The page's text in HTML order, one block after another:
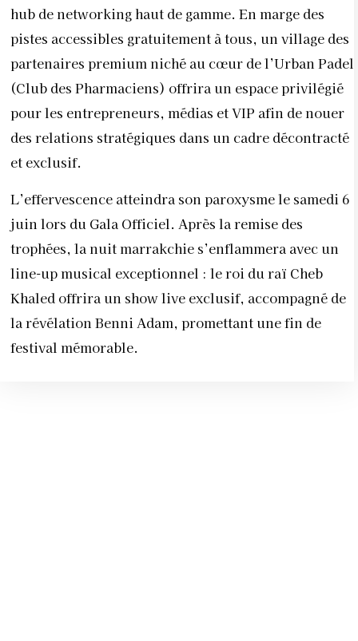
hub de networking haut de gamme. En marge des
pistes accessibles gratuitement à tous, un village des
partenaires premium niché au cœur de l’Urban Padel
(Club des Pharmaciens) offrira un espace privilégié
pour les entrepreneurs, médias et VIP afin de nouer
des relations stratégiques dans un cadre décontracté
et exclusif.
L’effervescence atteindra son paroxysme le samedi 6
juin lors du Gala Officiel. Après la remise des
trophées, la nuit marrakchie s’enflammera avec un
line-up musical exceptionnel : le roi du raï Cheb
Khaled offrira un show live exclusif, accompagné de
la révélation Benni Adam, promettant une fin de
festival mémorable.